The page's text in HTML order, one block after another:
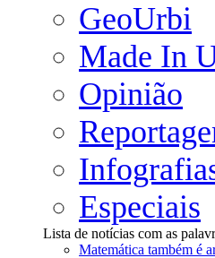
GeoUrbi
Made In
Opinião
Especiais
Lista de notícias com as
Matemática também é